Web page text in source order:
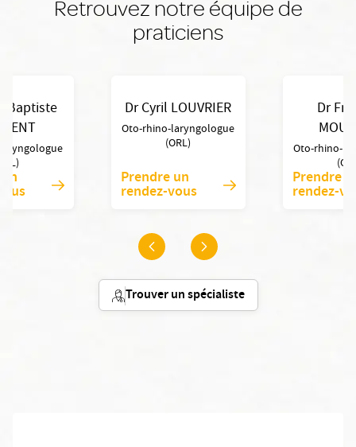
Retrouvez notre équipe de
praticiens
Dr Cyril LOUVRIER
Oto-rhino-laryngologue
(ORL)
Prendre un
rendez-vous
Dr
Oto-rhino-
Prendre
rendez-
Baptiste
Trouver un spécialiste